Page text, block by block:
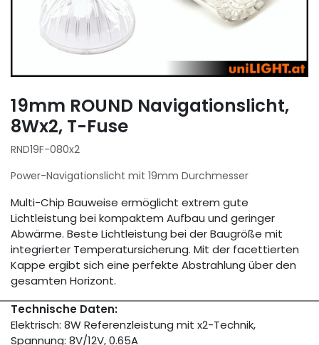
19mm ROUND Navigationslicht,
8Wx2, T-Fuse
RND19F-080x2
Power-Navigationslicht mit 19mm Durchmesser
Multi-Chip Bauweise ermöglicht extrem gute
Lichtleistung bei kompaktem Aufbau und geringer
Abwärme. Beste Lichtleistung bei der Baugröße mit
integrierter Temperatursicherung. Mit der facettierten
Kappe ergibt sich eine perfekte Abstrahlung über den
gesamten Horizont.
Technische Daten:
Elektrisch: 8W Referenzleistung mit x2-Technik,
Spannung: 8V/12V, 0.65A